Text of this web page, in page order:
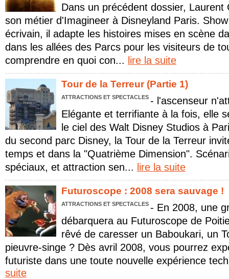
Dans un précédent dossier, Laurent
son métier d'Imagineer à Disneyland Paris.
écrivain, il adapte les histoires mises en scène
dans les allées des Parcs pour les visiteurs de
comprendre en quoi con... lire la suite
Tour de la Terreur (Partie 1)
ATTRACTIONS ET SPECTACLES - l'ascenseur
Elégante et terrifiante à la fois, elle
le ciel des Walt Disney Studios à
du second parc Disney, la Tour de la Terreur
temps et dans la "Quatrième Dimension".
spéciaux, et attraction sen... lire la suite
Futuroscope : 2008 sera sauvage !
ATTRACTIONS ET SPECTACLES - En 2008, une
débarquera au Futuroscope de
rêvé de caresser un Baboukari, un
pieuvre-singe ? Dès avril 2008, vous pourrez
futuriste dans une toute nouvelle expérience
suite